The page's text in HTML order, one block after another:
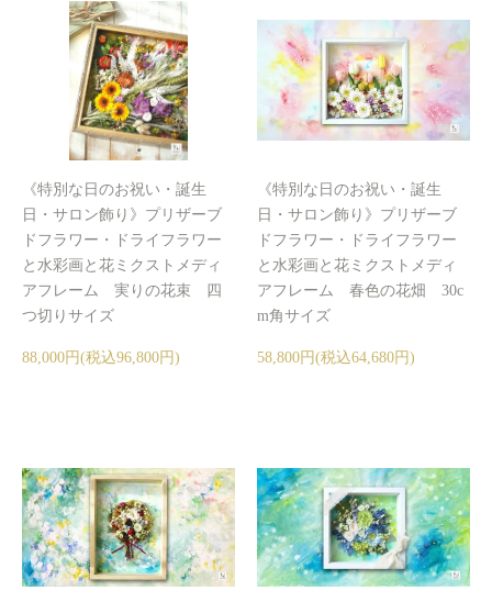
《特別な日のお祝い・誕生
日・サロン飾り》プリザーブ
ドフラワー・ドライフラワー
と水彩画と花ミクストメディ
アフレーム 実りの花束 四
つ切りサイズ
88,000円(税込96,800円)
《特別な日のお祝い・誕生
日・サロン飾り》プリザーブ
ドフラワー・ドライフラワー
と水彩画と花ミクストメディ
アフレーム 春色の花畑 30c
m角サイズ
58,800円(税込64,680円)